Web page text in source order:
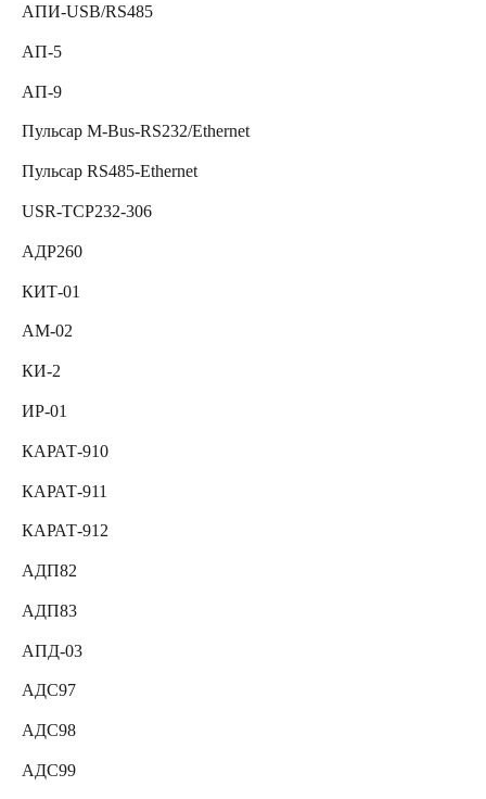
АПИ-USB/RS485
АП-5
АП-9
Пульсар M-Bus-RS232/Ethernet
Пульсар RS485-Ethernet
USR-TCP232-306
АДР260
КИТ-01
АМ-02
КИ-2
ИР-01
КАРАТ-910
КАРАТ-911
КАРАТ-912
АДП82
АДП83
АПД-03
АДС97
АДС98
АДС99